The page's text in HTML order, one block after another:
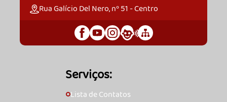
Rua Galício Del Nero, nº 51 - Centro
Serviços:
🞇Lista de Contatos